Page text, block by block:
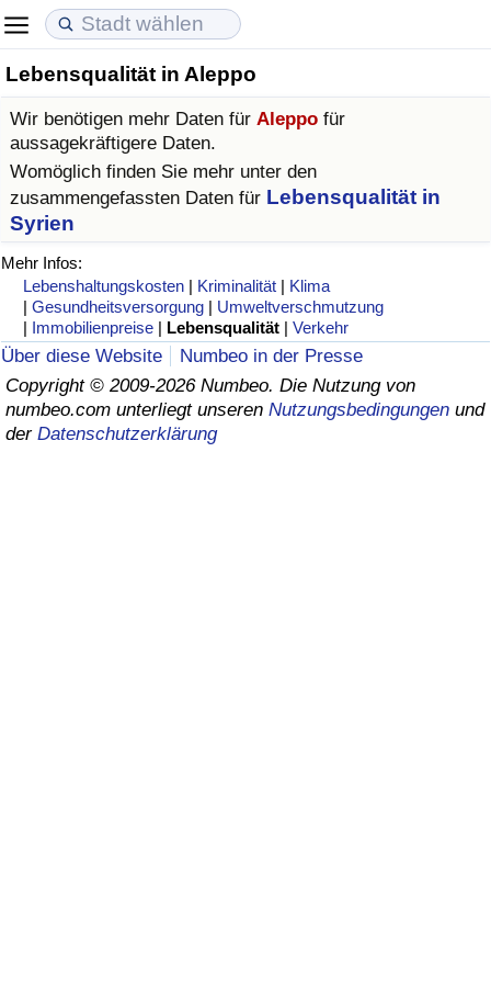
Lebensqualität in Aleppo
Wir benötigen mehr Daten für Aleppo für
aussagekräftigere Daten.
Womöglich finden Sie mehr unter den
zusammengefassten Daten für Lebensqualität in
Syrien
Mehr Infos:
Lebenshaltungskosten | Kriminalität | Klima
|Gesundheitsversorgung | Umweltverschmutzung
| Immobilienpreise | Lebensqualität |Verkehr
Über diese Website
Numbeo in der Presse
Copyright © 2009-2026 Numbeo. Die Nutzung von
numbeo.com unterliegt unseren Nutzungsbedingungen und
der Datenschutzerklärung
Lebenshaltungskosten
Lebenshaltungskosten-Index (aktuell)
Lebenshaltungskosten-Index
in Akaba
Immobilienpreise
Immobilienpreis-Index (aktuell)
Immobilienpreis-Index
Lebensqualität
Lebensqualität-Index
Lebensqualität-Index (aktuell)
Kriminalität
Kriminalitäts-Index (aktuell)
Kriminalitäts-Index